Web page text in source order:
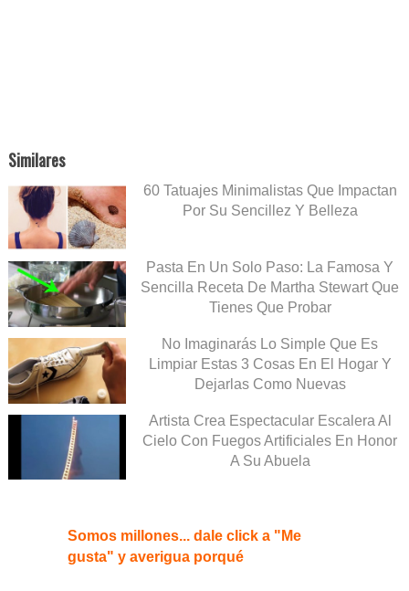
Similares
60 Tatuajes Minimalistas Que Impactan
Por Su Sencillez Y Belleza
Pasta En Un Solo Paso: La Famosa Y
Sencilla Receta De Martha Stewart Que
Tienes Que Probar
No Imaginarás Lo Simple Que Es
Limpiar Estas 3 Cosas En El Hogar Y
Dejarlas Como Nuevas
Artista Crea Espectacular Escalera Al
Cielo Con Fuegos Artificiales En Honor
A Su Abuela
Somos millones... dale click a "Me
gusta" y averigua porqué